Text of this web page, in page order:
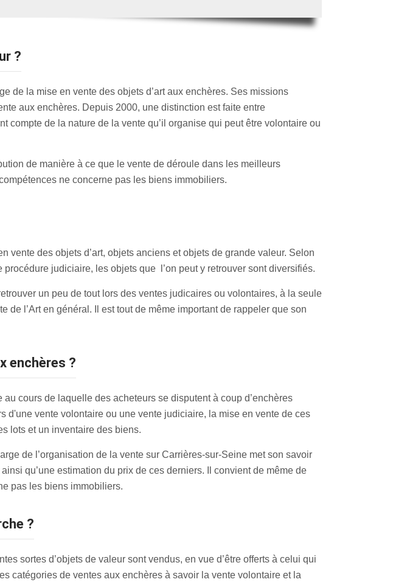
?
de la mise en vente des objets d’art aux enchères. Ses missions
aux enchères. Depuis 2000, une distinction est faite entre
de la nature de la vente qu’il organise qui peut être volontaire ou
de manière à ce que le vente de déroule dans les meilleurs
ne concerne pas les biens immobiliers.
vente des objets d’art, objets anciens et objets de grande valeur. Selon
judiciaire, les objets que l’on peut y retrouver sont diversifiés.
un peu de tout lors des ventes judicaires ou volontaires, à la seule
l’Art en général. Il est tout de même important de rappeler que son
enchères ?
cours de laquelle des acheteurs se disputent à coup d’enchères
d'une vente volontaire ou une vente judiciaire, la mise en vente de ces
lots et un inventaire des biens.
de l’organisation de la vente sur Carrières-sur-Seine met son savoir
qu’une estimation du prix de ces derniers. Il convient de même de
pas les biens immobiliers.
?
sortes d’objets de valeur sont vendus, en vue d’être offerts à celui qui
catégories de ventes aux enchères à savoir la vente volontaire et la